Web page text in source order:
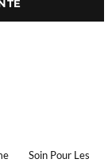
Soin Pour Les